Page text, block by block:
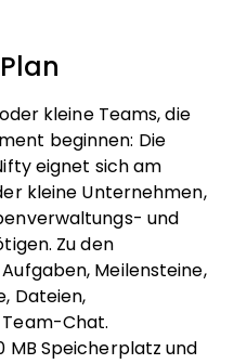
kleine Teams, die
beginnen: Die
eignet sich am
kleine Unternehmen,
und
Zu den
Meilensteine,
Dateien,
Chat.
MB Speicherplatz und